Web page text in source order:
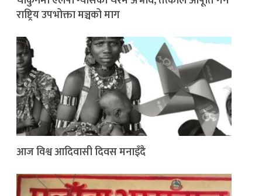
राष्ट्रिय उपभोक्ता मञ्चको माग
आज विश्व आदिवासी दिवस मनाइँदै